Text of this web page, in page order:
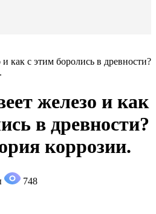
как с этим боролись в древности?
железо и как
в древности?
коррозии.
748